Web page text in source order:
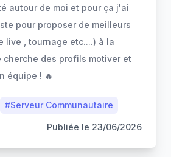
autour de moi et pour ça j'ai
pour proposer de meilleurs
live , tournage etc....) à la
cherche des profils motiver et
équipe ! 🔥
#Serveur Communautaire
Publiée le 23/06/2026